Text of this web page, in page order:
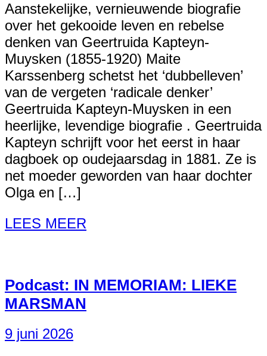
Aanstekelijke, vernieuwende biografie
over het gekooide leven en rebelse
denken van Geertruida Kapteyn-
Muysken (1855-1920) Maite
Karssenberg schetst het ‘dubbelleven’
van de vergeten ‘radicale denker’
Geertruida Kapteyn-Muysken in een
heerlijke, levendige biografie . Geertruida
Kapteyn schrijft voor het eerst in haar
dagboek op oudejaarsdag in 1881. Ze is
net moeder geworden van haar dochter
Olga en […]
LEES MEER
Podcast: IN MEMORIAM: LIEKE
MARSMAN
9 juni 2026